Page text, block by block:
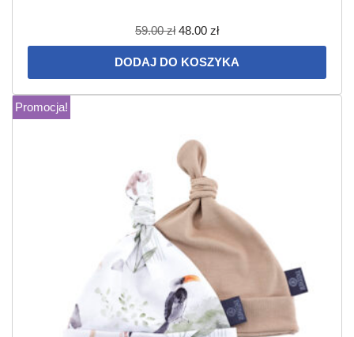
59.00zł 48.00 zł
DODAJ DO KOSZYKA
Promocja!